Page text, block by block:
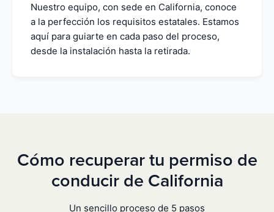
Nuestro equipo, con sede en California, conoce
a la perfección los requisitos estatales. Estamos
aquí para guiarte en cada paso del proceso,
desde la instalación hasta la retirada.
Cómo recuperar tu permiso de
conducir de California
Un sencillo proceso de 5 pasos